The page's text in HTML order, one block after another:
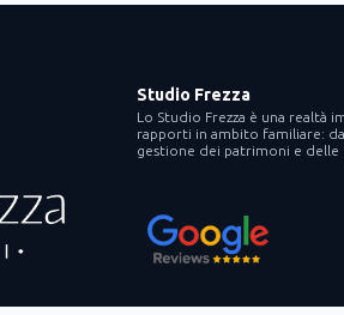
Studio Frezza
Lo Studio Frezza è una realtà
rapporti in ambito familiare:
gestione dei patrimoni e delle